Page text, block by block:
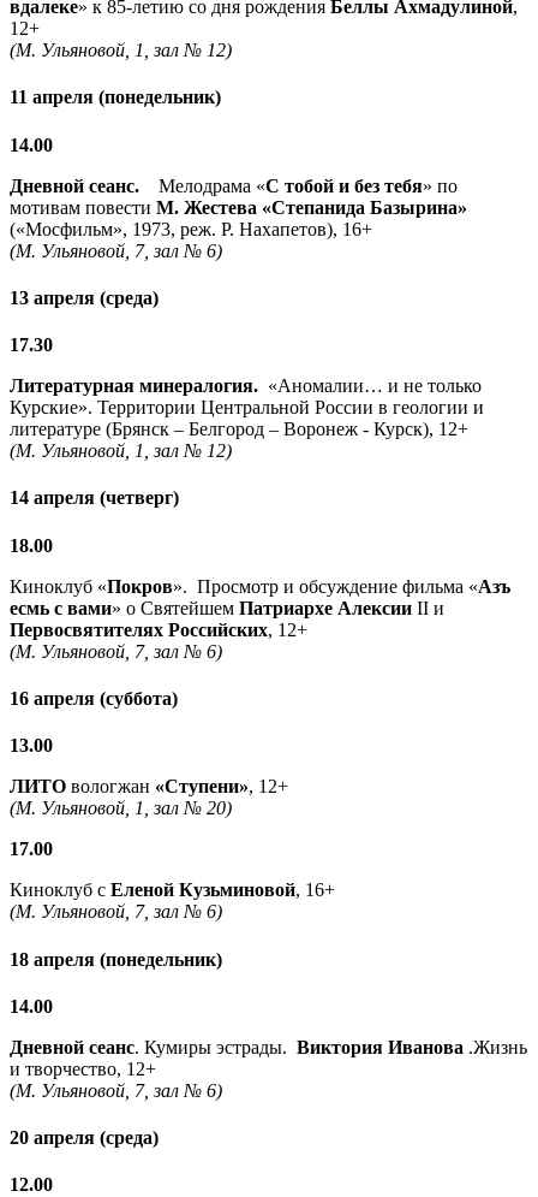
вдалеке» к 85-летию со дня рождения Беллы Ахмадулиной,
12+
(М. Ульяновой, 1, зал № 12)
11 апреля (понедельник)
14.00
Дневной сеанс.
Мелодрама «С тобой и без тебя» по
мотивам повести М. Жестева «Степанида Базырина»
(«Мосфильм», 1973, реж. Р. Нахапетов), 16+
(М. Ульяновой, 7, зал № 6)
13 апреля (среда)
17.30
Литературная минералогия. «Аномалии… и не только
Курские». Территории Центральной России в геологии и
литературе (Брянск – Белгород – Воронеж - Курск), 12+
(М. Ульяновой, 1, зал № 12)
14 апреля (четверг)
18.00
Киноклуб «Покров». Просмотр и обсуждение фильма «Азъ
есмь с вами» о Святейшем Патриархе Алексии II и
Первосвятителях Российских, 12+
(М. Ульяновой, 7, зал № 6)
16 апреля (суббота)
13.00
ЛИТО вологжан «Ступени», 12+
(М. Ульяновой, 1, зал № 20)
17.00
Киноклуб с Еленой Кузьминовой, 16+
(М. Ульяновой, 7, зал № 6)
18 апреля (понедельник)
14.00
Дневной сеанс. Кумиры эстрады. Виктория Иванова .Жизнь
и творчество, 12+
(М. Ульяновой, 7, зал № 6)
20 апреля (среда)
12.00